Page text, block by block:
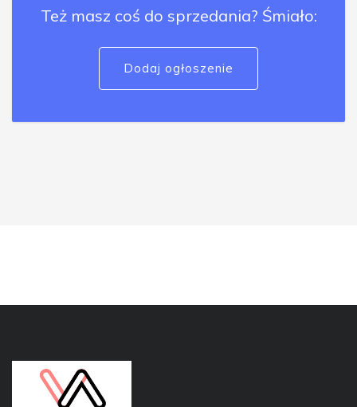
Też masz coś do sprzedania? Śmiało:
Dodaj ogłoszenie